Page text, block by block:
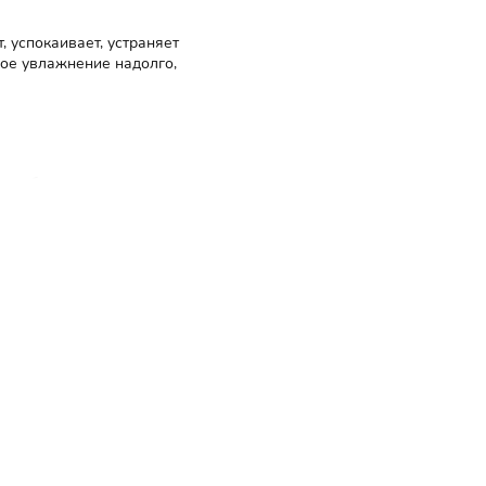
устраняет
увлажнение надолго,